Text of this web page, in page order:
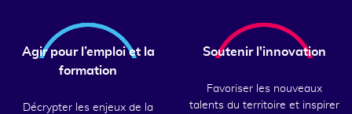
Agir pour l’emploi et la
formation
Décrypter les enjeux de la
Soutenir l'innovation
Favoriser les nouveaux
talents du territoire et inspirer